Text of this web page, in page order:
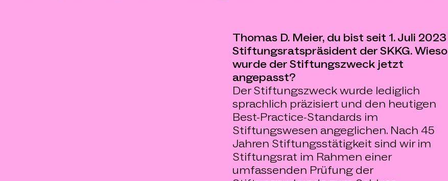
Thomas D. Meier, du bist seit 1. Juli 2023
Stiftungsratspräsident der SKKG. Wieso
wurde der Stiftungszweck jetzt
angepasst?
Der Stiftungszweck wurde lediglich
sprachlich präzisiert und den heutigen
Best-Practice-Standards im
Stiftungswesen angeglichen. Nach 45
Jahren Stiftungsstätigkeit sind wir im
Stiftungsrat im Rahmen einer
umfassenden Prüfung der